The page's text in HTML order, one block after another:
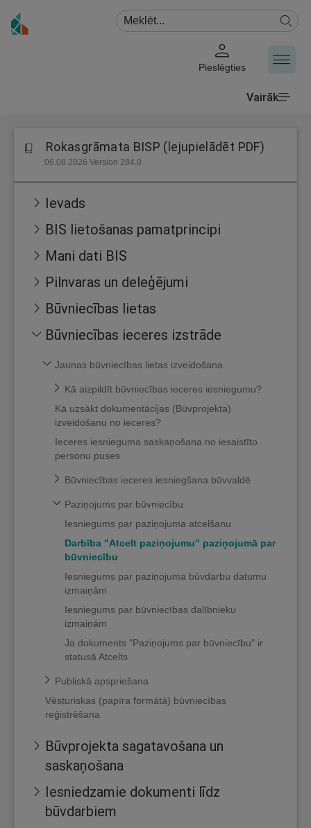
Pieslēgties
Vairāk
Rokasgrāmata BISP (lejupielādēt PDF)
06.08.2026 Version 284.0
Ievads
BIS lietošanas pamatprincipi
Mani dati BIS
Pilnvaras un deleģējumi
Būvniecības lietas
Būvniecības ieceres izstrāde
Jaunas būvniecības lietas izveidošana
Kā aizpildīt būvniecības ieceres iesniegumu?
Kā uzsākt dokumentācijas (Būvprojekta)
izveidošanu no ieceres?
Ieceres iesnieguma saskaņošana no iesaistīto
personu puses
Būvniecības ieceres iesniegšana būvvaldē
Paziņojums par būvniecību
Iesniegums par paziņojuma atcelšanu
Darbība "Atcelt paziņojumu" paziņojumā par
būvniecību
Iesniegums par paziņojuma būvdarbu datumu
izmaiņām
Iesniegums par būvniecības dalībnieku
izmaiņām
Ja dokuments "Paziņojums par būvniecību" ir
statusā Atcelts
Publiskā apspriešana
Vēsturiskas (papīra formātā) būvniecības
reģistrēšana
Būvprojekta sagatavošana un
saskaņošana
Iesniedzamie dokumenti līdz
būvdarbiem